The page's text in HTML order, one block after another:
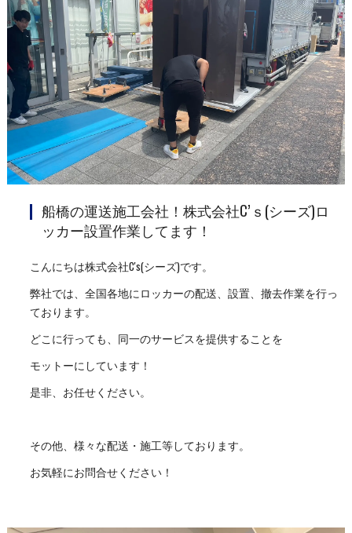
船橋の運送施工会社！株式会社C’ｓ(シーズ)ロ
ッカー設置作業してます！
こんにちは株式会社C's(シーズ)です。
弊社では、全国各地にロッカーの配送、設置、撤去作業を行っ
ております。
どこに行っても、同一のサービスを提供することを
モットーにしています！
是非、お任せください。
その他、様々な配送・施工等しております。
お気軽にお問合せください！